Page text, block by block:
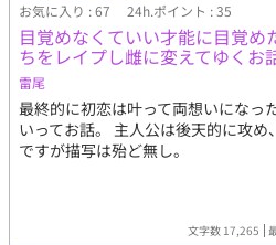
お気に入り : 67 24h.ポイント : 35
目覚めなくていい才能に目覚め
ちをレイプし雌に変えてゆくお
雷尾
最終的に初恋は叶って両想いになっ
いってお話。 主人公は後天的に攻
ですが描写は殆ど無し。
文字数 17,265